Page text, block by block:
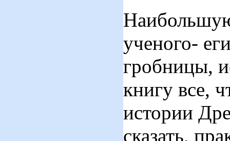
ученого-
гробницы,
книгу все,
истории
сказать,